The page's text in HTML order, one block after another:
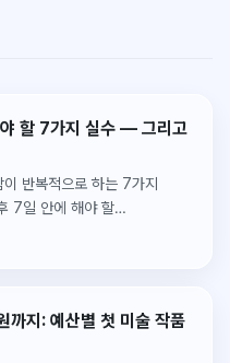
할 7가지 실수 — 그리고
반복적으로 하는 7가지
7일 안에 해야 할
니다.
지: 예산별 첫 미술 작품